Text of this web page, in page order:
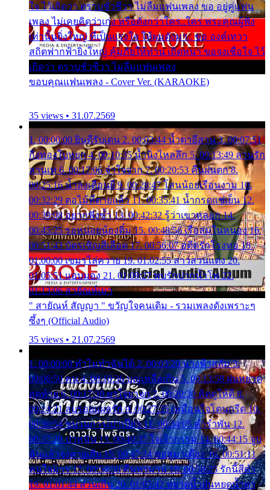
ใจ ไว้เถิดว่า ตราบชั่วชีวา ไม่ลืมแฟนเพลง ขอ อยู่คู่แฟน
เพลง ไม่เคยคิดว่าเก่ง หรือดังกว่าใคร..ใคร พระคุณผู้ฟัง
เท่านั้นยิ่งใหญ่ ที่เป็นแรงใจ ให้ผมดังมา.. ขอ องค์เทวา
สถิตฟากฟ้ายิ่งใหญ่ คุ้มภัยให้ท่าน เถิดหนา ขอจงเชื่อใจ ไว้
เถิดว่า ตราบชั่วชีวา ไม่ลืมแฟนเพลง
ขอบคุณแฟนเพลง - Cover Ver. (KARAOKE)
35 views • 31.07.2569
1. 00:00:00 ยินดีรับเดน 2. 00:03:44 น้ำตาอีสาน 3. 00:07:51
กิ่งทองใบหยก 4. 00:10:35 น้ำนิ่งไหลลึก 5. 00:13:49 ลานรัก
ลานเท 6. 00:17:06 จำใจจาก 7. 00:20:53 คืนฝนตก 8.
00:25:16 น้ำลงเดือนยี่ 9. 00:28:47 โสนน้อยเรือนงาม 10.
00:32:29 ตอไม้ที่ตายแล้ว 11. 00:35:41 น้ำกรดแช่เย็น 12.
00:39:08 อยากฟังซ้ำ 13. 00:42:32 รู้ว่าเขาหลอก 14.
00:45:25 รอหน่อยน้องติ๋ม 15. 00:48:56 เรือล่มในหนอง 16.
00:51:43 บัตรเชิญสีเลือด 17. 00:56:07 อดีตรักโรงทอ 18.
01:00:00 เขมรไล่ควาย 19. 01:02:55 สาวสวนแตง 20.
01:05:51 แอบมอง 21. 01:09:27 พบรักปากน้ำโพ 22.
01:13:06 สายัณห์เมา
" สายัณห์ สัญญา " ขวัญใจคนเดิม - รวมเพลงดังเพราะๆ
ซึ้งๆ (Official Audio)
35 views • 21.07.2569
1. 00:00:00 ทำไมทำฉันได้ 2. 00:03:20 นางฟ้าสลัม 3.
00:06:50 คน 4. 00:10:36 บุญเหลือเกิน 5. 00:13:58 ฝนหยาด
สุดท้าย 6. 00:17:30 ยาใจยาจก 7. 00:20:30 คิดดูให้ดี 8.
00:24:21 ลบรอยแผลรัก 9. 00:27:35 เหมือนใจโดนกรีด 10.
00:30:54 ขบวนการเปาเปียว 11. 00:34:05 คำรำพัน 12.
00:37:20 ปาหนัน 13. 00:40:37 ใจเจ้ากรรม 14. 00:44:15 จูบ
ฉันแล้วจงตายเสีย 15. 00:47:24 ขอสูมาเต๊อะ 16. 00:51:11
คนใจมาร 17. 00:54:50 คืนทรมาน 18. 00:58:25 รักนี้สีดำ
19. 01:01:44 ส่วนเกิน 20. 01:05:42 หยาดน้ำฝนหยดน้ำตา